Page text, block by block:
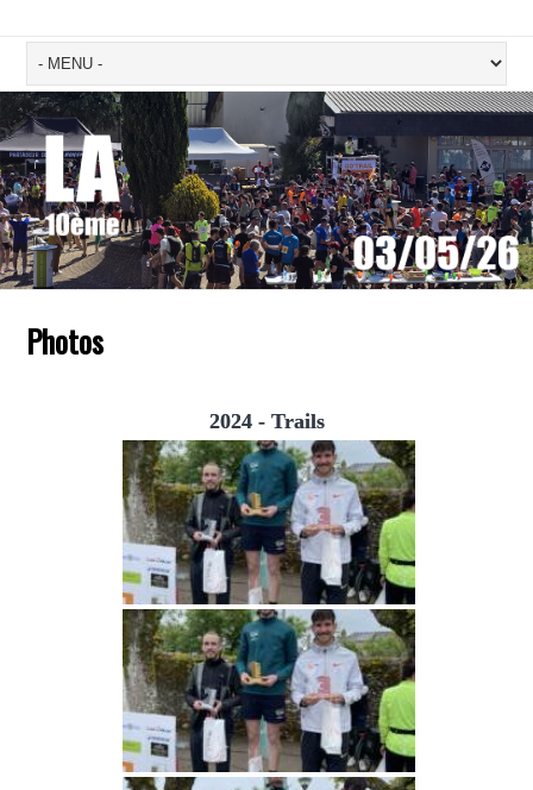
Photos
2024 - Trails